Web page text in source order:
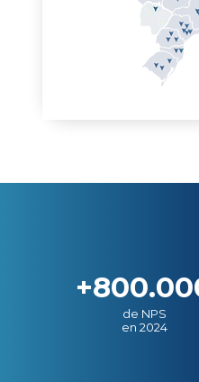
de NPS
en 2024